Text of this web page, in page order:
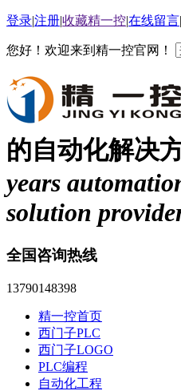
登录|注册|收藏精一控|在线留言|
您好！欢迎来到精一控官网！
的自动化解决
years
solution
全国咨询热线
13790148398
精一控首页
西门子PLC
西门子LOGO
PLC编程
自动化工程